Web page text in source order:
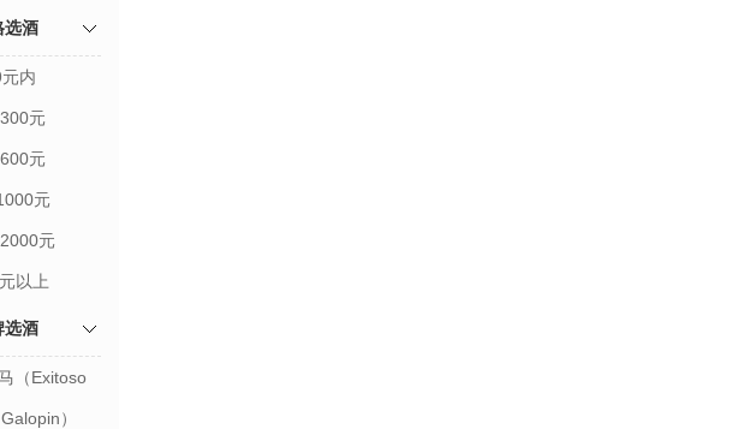
选酒
内
元
元
元
元
以上
选酒
（Exitoso
）
）